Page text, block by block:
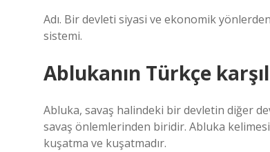
Adı. Bir devleti siyasi ve ekonomik
sistemi.
Ablukanın Türkçe
Abluka, savaş halindeki bir devletin diğer
savaş önlemlerinden biridir. Abluka
kuşatma ve kuşatmadır.